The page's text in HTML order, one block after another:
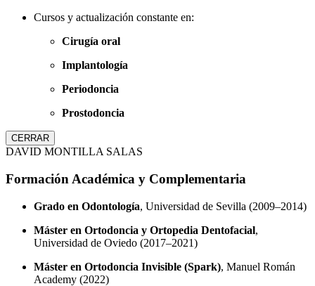
Cursos y actualización constante en:
Cirugía oral
Implantología
Periodoncia
Prostodoncia
CERRAR
DAVID MONTILLA SALAS
Formación Académica y Complementaria
Grado en Odontología, Universidad de Sevilla (2009–2014)
Máster en Ortodoncia y Ortopedia Dentofacial,
Universidad de Oviedo (2017–2021)
Máster en Ortodoncia Invisible (Spark), Manuel Román
Academy (2022)